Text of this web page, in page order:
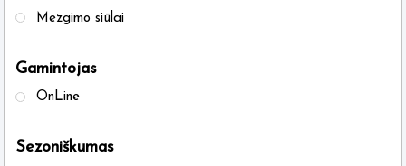
Mezgimo siūlai
Gamintojas
OnLine
Sezoniškumas